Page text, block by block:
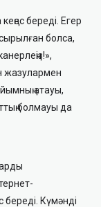
береді. Егер
болса,
жазулармен
атауы,
болмауы да
береді. Күмәнді